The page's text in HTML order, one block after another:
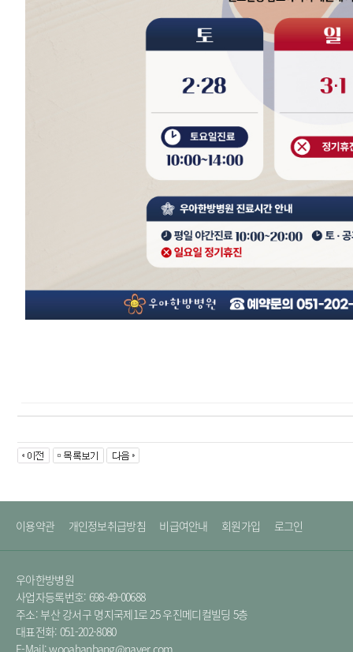
이용약관 개인정보취급방침 비급여안내 회원가입 로그인
우아한방병원
사업자등록번호: 698-49-00688
주소: 부산 강서구 명지국제1로 25 우진메디컬빌딩 5층
대표전화: 051-202-8080
E-Mail: wooahanbang@naver.com